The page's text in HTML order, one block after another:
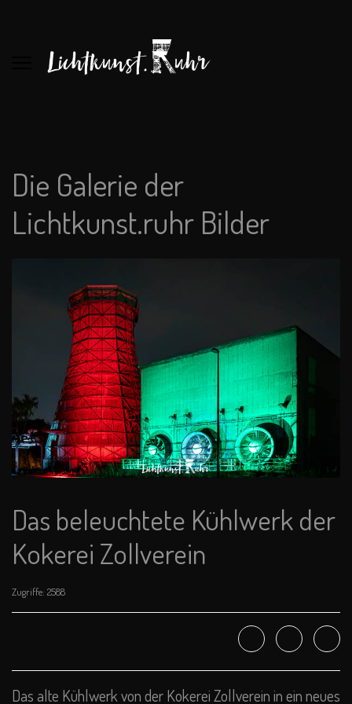
Die Galerie der
Lichtkunst.ruhr Bilder
Das beleuchtete Kühlwerk der
Kokerei Zollverein
Zugriffe: 2588
Das alte Kühlwerk von der Kokerei Zollverein in ein neues